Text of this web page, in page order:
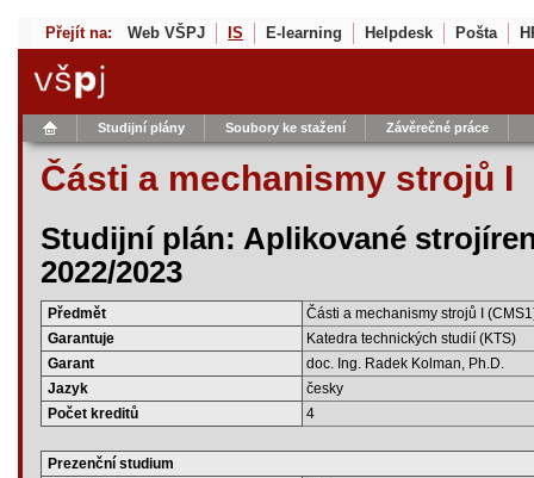
Přejít na: Web VŠPJ IS E-learning Helpdesk Pošta
Studijní plány Soubory ke stažení Závěrečné práce
Části a mechanismy strojů I
Studijní plán: Aplikované
2022/2023
Předmět
Části a mechanismy strojů I
Garantuje
Katedra technických studií (KTS)
Garant
doc. Ing. Radek Kolman, Ph.D.
Jazyk
česky
Počet kreditů
4
Prezenční studium